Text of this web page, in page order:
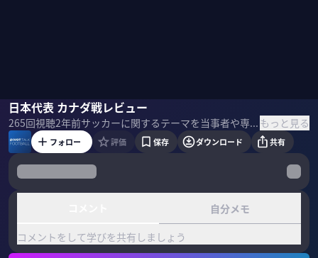
日本代表 カナダ戦レビュー
265回視聴2年前 サッカーに関するテーマを当事者や専門家と共に深掘りする番組。スポーツライターのミムラユウスケ氏に「日本代表vsカナダ代表の振り返り」を聞いた。 ＜ゲスト＞ ミムラユウスケ｜スポーツライター 2006年7月にスポーツライターとしての活動をはじめ、2009年1月にドイツへ渡る。ドルトムントやフランクフルトに住み、ドイツを中心にヨーロッパで取材。2016年9月22日より、拠点を再び日本に移す。『Number』などに記事を執筆。 ＜目次＞ もっと見る
ミムラユウスケ佐々木紀彦
フォロー 評価 保存 ダウンロード 共有
自分メモ
コメントをして学びを共有しましょう